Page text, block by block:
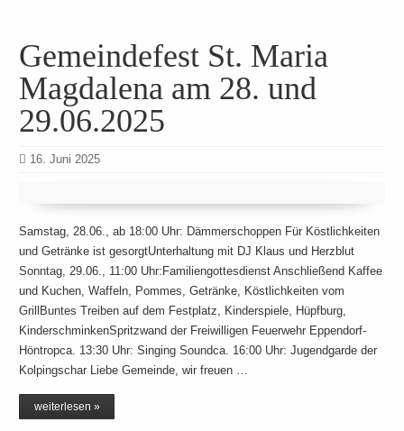
Gemeindefest St. Maria
Magdalena am 28. und
29.06.2025
16. Juni 2025
Samstag, 28.06., ab 18:00 Uhr: Dämmerschoppen Für Köstlichkeiten
und Getränke ist gesorgtUnterhaltung mit DJ Klaus und Herzblut
Sonntag, 29.06., 11:00 Uhr:Familiengottesdienst Anschließend Kaffee
und Kuchen, Waffeln, Pommes, Getränke, Köstlichkeiten vom
GrillBuntes Treiben auf dem Festplatz, Kinderspiele, Hüpfburg,
KinderschminkenSpritzwand der Freiwilligen Feuerwehr Eppendorf-
Höntropca. 13:30 Uhr: Singing Soundca. 16:00 Uhr: Jugendgarde der
Kolpingschar Liebe Gemeinde, wir freuen …
weiterlesen »